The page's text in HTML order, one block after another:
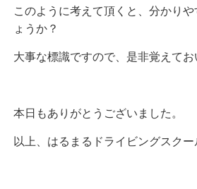
このように考えて頂くと、分かり
ょうか？
大事な標識ですので、是非覚えてお
本日もありがとうございました。
以上、はるまるドライビングスクー